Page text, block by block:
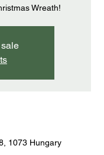
Wreath!
1073 Hungary